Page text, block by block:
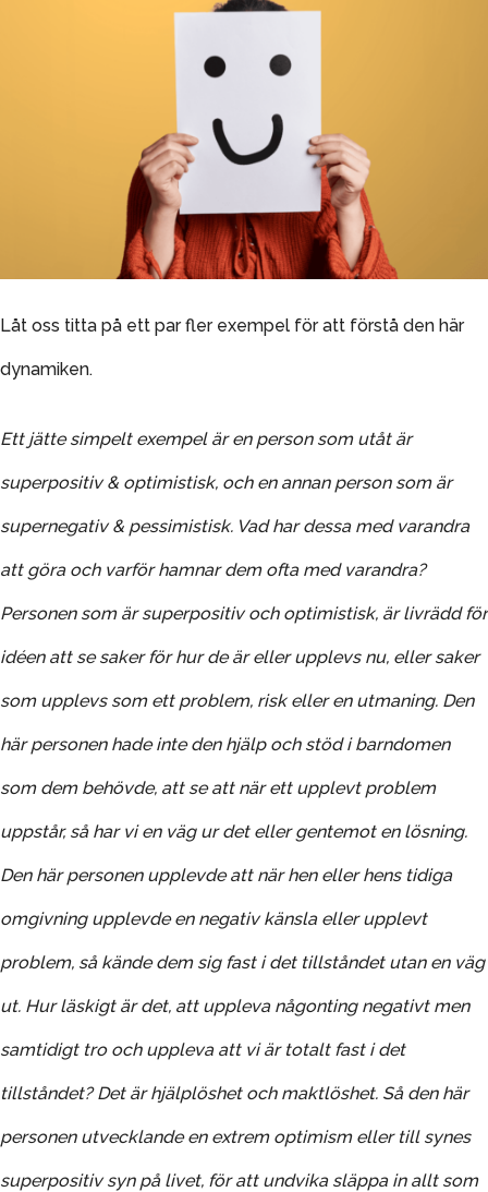
Låt oss titta på ett par fler exempel för att förstå den här
dynamiken.
Ett jätte simpelt exempel är en person som utåt är
superpositiv & optimistisk, och en annan person som är
supernegativ & pessimistisk. Vad har dessa med varandra
att göra och varför hamnar dem ofta med varandra?
Personen som är superpositiv och optimistisk, är livrädd för
idéen att se saker för hur de är eller upplevs nu, eller saker
som upplevs som ett problem, risk eller en utmaning. Den
här personen hade inte den hjälp och stöd i barndomen
som dem behövde, att se att när ett upplevt problem
uppstår, så har vi en väg ur det eller gentemot en lösning.
Den här personen upplevde att när hen eller hens tidiga
omgivning upplevde en negativ känsla eller upplevt
problem, så kände dem sig fast i det tillståndet utan en väg
ut. Hur läskigt är det, att uppleva någonting negativt men
samtidigt tro och uppleva att vi är totalt fast i det
tillståndet? Det är hjälplöshet och maktlöshet. Så den här
personen utvecklande en extrem optimism eller till synes
superpositiv syn på livet, för att undvika släppa in allt som